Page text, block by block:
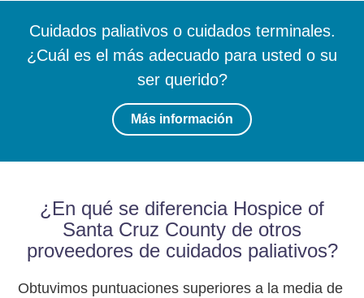
Cuidados paliativos o cuidados terminales.
¿Cuál es el más adecuado para usted o su
ser querido?
Más información
¿En qué se diferencia Hospice of
Santa Cruz County de otros
proveedores de cuidados paliativos?
Obtuvimos puntuaciones superiores a la media de